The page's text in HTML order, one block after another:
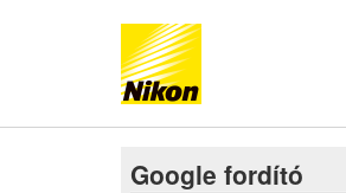
Google fordító